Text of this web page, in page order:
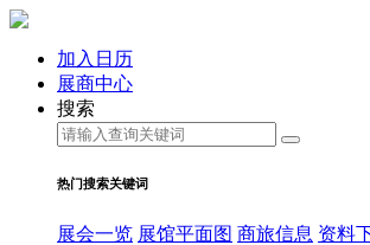
加入日历
展商中心
搜索
热门搜索关键词
展会一览 展馆平面图 商旅信息 资料